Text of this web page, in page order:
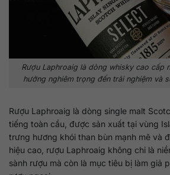
Rượu Laphroaig là dòng whisky cao cấp
hưởng nghiêm trọng đến trải nghiệm và
Rượu Laphroaig là dòng single malt
tiếng toàn cầu, được sản xuất tại vùng
trưng hương khói than bùn mạnh mẽ và
hiệu cao, rượu Laphroaig không chỉ là
sành rượu mà còn là mục tiêu bị làm giả